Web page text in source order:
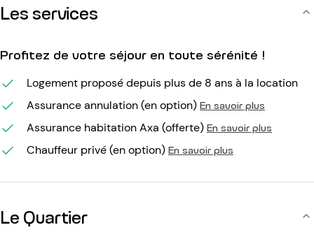
Les services
Profitez de votre séjour en toute sérénité !
Logement proposé depuis plus de 8 ans à la location
Assurance annulation (en option) En savoir plus
Assurance habitation Axa (offerte) En savoir plus
Chauffeur privé (en option) En savoir plus
Le Quartier